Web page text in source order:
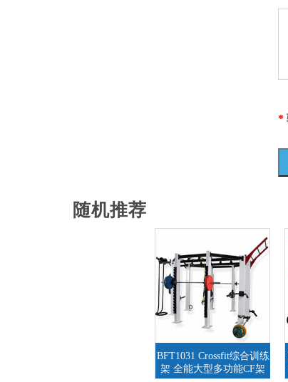
*
随机推荐
BFT1031 Crossfit综合训练
架 全能大型多功能CF架